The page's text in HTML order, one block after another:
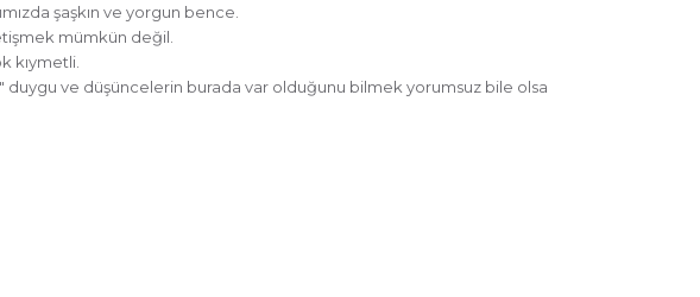
şaşkın ve yorgun bence.
mümkün değil.
kıymetli.
duygu ve düşüncelerin burada var olduğunu bilmek yorumsuz bile olsa